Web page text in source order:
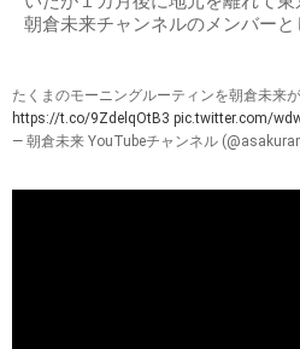
朝倉未来チャンネルのメンバーと
たくまのモーニングルーティンを朝倉未来
https://t.co/9ZdelqOtB3 pic.twitter.com/
— 朝倉未来 YouTubeチャンネル